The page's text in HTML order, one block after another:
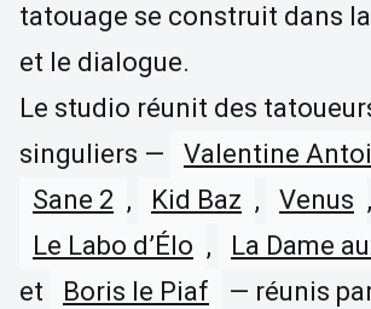
tatouage se construit dans
et le dialogue.
Le studio réunit des
singuliers —
Valentine
Sane 2 , Kid Baz , Venus ,
Le Labo d’Élo ,
La Dame
et
Boris le Piaf
— réunis